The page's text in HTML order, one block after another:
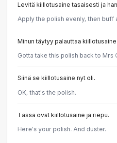
Levitä kiillotusaine tasaisesti ja
Apply the polish evenly, then buff
Minun täytyy palauttaa
Gotta take this polish back to Mrs
Siinä se kiillotusaine nyt oli.
OK, that's the polish.
Tässä ovat kiillotusaine ja riepu.
Here's your polish. And duster.